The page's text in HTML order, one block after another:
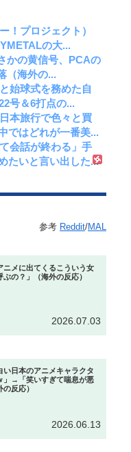
！プロジェクト）
の大...
かの黄信号、PCAの
（海外の...
始球式を務めた自
号＆6打点の...
本旅行で色々と買
ではどれが一番美...
会話が終わる」手
たいと言い出した...
参考 Reddit/MAL
ニメに出てくるこういう女
の？」（海外の反応）
2026.07.03
い日本のアニメキャラクタ
」→「笑いすぎて喘息が悪
反応）
2026.06.13